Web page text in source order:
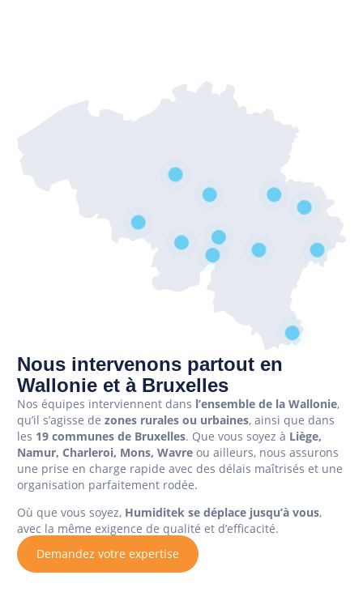
Nous intervenons partout en
Wallonie et à Bruxelles
Nos équipes interviennent dans l’ensemble de la Wallonie,
qu’il s’agisse de zones rurales ou urbaines, ainsi que dans
les 19 communes de Bruxelles. Que vous soyez à Liège,
Namur, Charleroi, Mons, Wavre ou ailleurs, nous assurons
une prise en charge rapide avec des délais maîtrisés et une
organisation parfaitement rodée.
Où que vous soyez, Humiditek se déplace jusqu’à vous,
avec la même exigence de qualité et d’efficacité.
Demandez votre expertise